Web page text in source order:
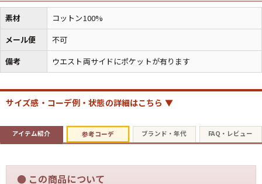
すべてのマニアックを見る
Search by Period年代から探す
90年代 80年代 70年代
素材
コットン100%
メール便
不可
備考
ウエスト両サイドにポケットが有ります
サイズ感・コーデ例・状態の詳細はこちら ▼
アイテム紹介 参考コーデ ブランド・年代 FAQ・レビュー
● この商品について